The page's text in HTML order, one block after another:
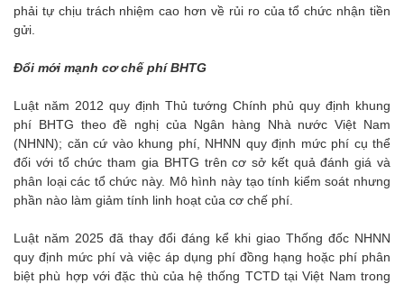
phải tự chịu trách nhiệm cao hơn về rủi ro của tổ chức nhận tiền
gửi.
Đổi mới mạnh cơ chế phí BHTG
Luật năm 2012 quy định Thủ tướng Chính phủ quy định khung
phí BHTG theo đề nghị của Ngân hàng Nhà nước Việt Nam
(NHNN); căn cứ vào khung phí, NHNN quy định mức phí cụ thể
đối với tổ chức tham gia BHTG trên cơ sở kết quả đánh giá và
phân loại các tổ chức này. Mô hình này tạo tính kiểm soát nhưng
phần nào làm giảm tính linh hoạt của cơ chế phí.
Luật năm 2025 đã thay đổi đáng kể khi giao Thống đốc NHNN
quy định mức phí và việc áp dụng phí đồng hạng hoặc phí phân
biệt phù hợp với đặc thù của hệ thống TCTD tại Việt Nam trong